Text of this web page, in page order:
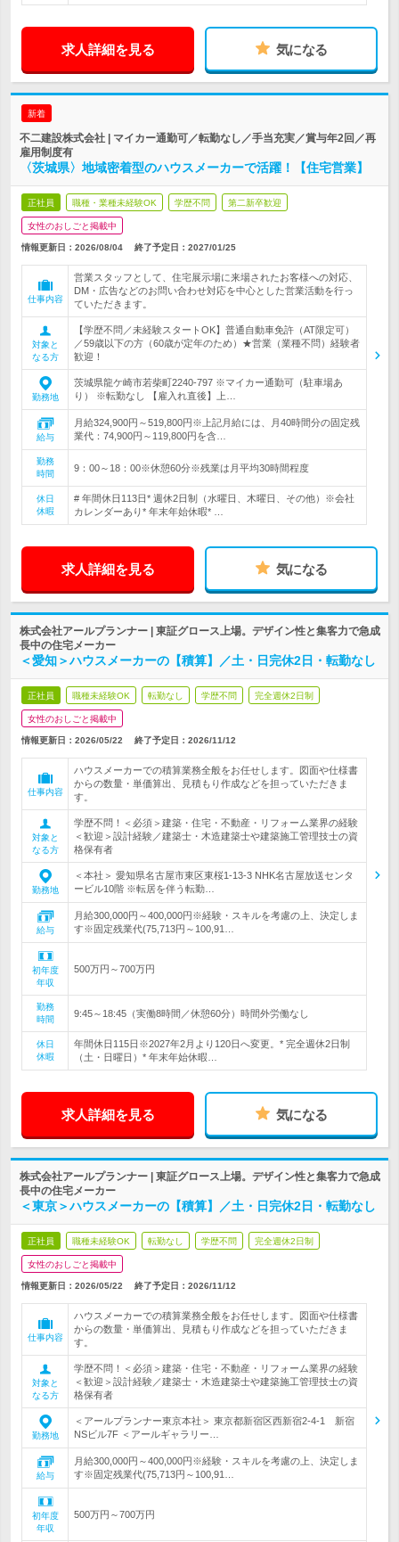
求人詳細を見る 気になる
新着
不二建設株式会社 | マイカー通勤可／転勤なし／手当充実／賞与年2回／再
雇用制度有
〈茨城県〉地域密着型のハウスメーカーで活躍！【住宅営業】
正社員 職種・業種未経験OK 学歴不問 第二新卒歓迎
女性のおしごと掲載中
情報更新日：2026/08/04 終了予定日： 2027/01/25
仕事内容
営業スタッフとして、住宅展示場に来場されたお客様への対応、
DM・広告などのお問い合わせ対応を中心とした営業活動を行っ
ていただきます。
対象と
なる方
【学歴不問／未経験スタートOK】普通自動車免許（AT限定可）
／59歳以下の方（60歳が定年のため）★営業（業種不問）経験者
歓迎！
勤務地
茨城県龍ケ崎市若柴町2240-797 ※マイカー通勤可（駐車場あ
り） ※転勤なし 【雇入れ直後】上…
給与
月給324,900円～519,800円※上記月給には、月40時間分の固定残
業代：74,900円～119,800円を含…
勤務
時間
9：00～18：00※休憩60分※残業は月平均30時間程度
休日
休暇
# 年間休日113日* 週休2日制（水曜日、木曜日、その他）※会社
カレンダーあり* 年末年始休暇* …
求人詳細を見る 気になる
株式会社アールプランナー | 東証グロース上場。デザイン性と集客力で急成
長中の住宅メーカー
＜愛知＞ハウスメーカーの【積算】／土・日完休2日・転勤なし
正社員 職種未経験OK 転勤なし 学歴不問 完全週休2日制
女性のおしごと掲載中
情報更新日：2026/05/22 終了予定日： 2026/11/12
仕事内容
ハウスメーカーでの積算業務全般をお任せします。図面や仕様書
からの数量・単価算出、見積もり作成などを担っていただきま
す。
対象と
なる方
学歴不問！＜必須＞建築・住宅・不動産・リフォーム業界の経験
＜歓迎＞設計経験／建築士・木造建築士や建築施工管理技士の資
格保有者
勤務地
＜本社＞ 愛知県名古屋市東区東桜1-13-3 NHK名古屋放送センタ
ービル10階 ※転居を伴う転勤…
給与
月給300,000円～400,000円※経験・スキルを考慮の上、決定しま
す※固定残業代(75,713円～100,91…
初年度
年収
500万円～700万円
勤務
時間
9:45～18:45（実働8時間／休憩60分）時間外労働なし
休日
休暇
年間休日115日※2027年2月より120日へ変更。* 完全週休2日制
（土・日曜日）* 年末年始休暇…
求人詳細を見る 気になる
株式会社アールプランナー | 東証グロース上場。デザイン性と集客力で急成
長中の住宅メーカー
＜東京＞ハウスメーカーの【積算】／土・日完休2日・転勤なし
正社員 職種未経験OK 転勤なし 学歴不問 完全週休2日制
女性のおしごと掲載中
情報更新日：2026/05/22 終了予定日： 2026/11/12
仕事内容
ハウスメーカーでの積算業務全般をお任せします。図面や仕様書
からの数量・単価算出、見積もり作成などを担っていただきま
す。
対象と
なる方
学歴不問！＜必須＞建築・住宅・不動産・リフォーム業界の経験
＜歓迎＞設計経験／建築士・木造建築士や建築施工管理技士の資
格保有者
勤務地
＜アールプランナー東京本社＞ 東京都新宿区西新宿2-4-1 新宿
NSビル7F ＜アールギャラリー…
給与
月給300,000円～400,000円※経験・スキルを考慮の上、決定しま
す※固定残業代(75,713円～100,91…
初年度
年収
500万円～700万円